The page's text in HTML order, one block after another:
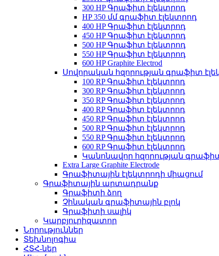
300 HP Գրաֆիտ էլեկտրոդ
HP 350 մմ գրաֆիտ էլեկտրոդ
400 HP Գրաֆիտ էլեկտրոդ
450 HP Գրաֆիտ էլեկտրոդ
500 HP Գրաֆիտ էլեկտրոդ
550 HP Գրաֆիտ էլեկտրոդ
600 HP Graphite Electrod
Սովորական հզորության գրաֆիտ
100 RP Գրաֆիտ էլեկտրոդ
300 RP Գրաֆիտ էլեկտրոդ
350 RP Գրաֆիտ էլեկտրոդ
400 RP Գրաֆիտ էլեկտրոդ
450 RP Գրաֆիտ էլեկտրոդ
500 RP Գրաֆիտ էլեկտրոդ
550 RP Գրաֆիտ էլեկտրոդ
600 RP Գրաֆիտ էլեկտրոդ
Կանոնավոր հզորության
Extra Large Graphite Electrode
Գրաֆիտային էլեկտրոդի միացում
Գրաֆիտային արտադրանք
Գրաֆիտի ձող
Չինական գրաֆիտային բլոկ
Գրաֆիտի սալիկ
Կարբյուրիզատոր
Նորություններ
Տեխնոլոգիա
ՀՏՀ-ներ